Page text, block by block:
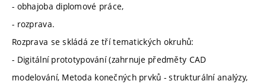
- obhajoba diplomové práce,
- rozprava.
Rozprava se skládá ze tří tematických okruhů:
- Digitální prototypování (zahrnuje předměty CAD
modelování, Metoda konečných prvků - strukturální analýzy,